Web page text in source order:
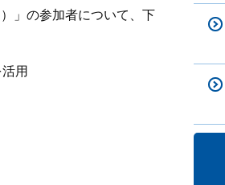
」の参加者について、下
用